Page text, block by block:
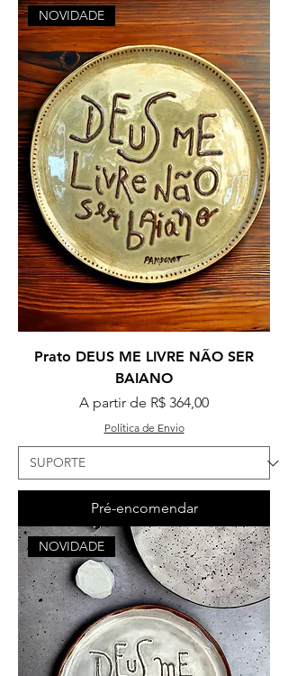
NOVIDADE
Prato DEUS ME LIVRE NÃO SER
BAIANO
A partir de R$ 364,00
Preço promocional
Política de Envio
Pré-encomendar
NOVIDADE